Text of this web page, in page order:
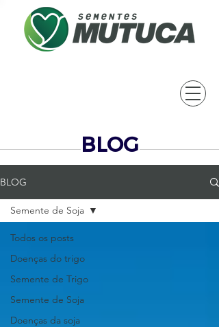
BLOG
BLOG
Todos os posts
Doenças do trigo
Semente de Trigo
Semente de Soja
Doenças da soja
Semente de Soja